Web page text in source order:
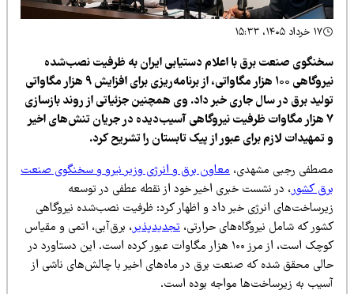
صنعت برق با اعلام دستیابی ایران به ظرفیت نصب‌شده
نیروگاهی ۱۰۰ هزار مگاواتی، از برنامه‌ریزی برای افزایش ۹ هزار مگاواتی
برق در سال جاری خبر داد. وی همچنین جزئیاتی از روند بازسازی
۷ هزار مگاوات ظرفیت نیروگاهی آسیب‌دیده در جریان تنش‌های اخیر
تمهیدات لازم برای عبور از پیک تابستان را تشریح کرد.
رجبی مشهدی،معاون برق و انرژی وزیر نیرو و سخنگوی صنعت
کشور، در نشست خبری اخیر خود از نقطه عطفی در توسعه
انرژی خبر داد و اظهار کرد: ظرفیت نصب‌شده نیروگاهی
که شامل نیروگاه‌های حرارتی،تجدیدپذیر، برق‌آبی، اتمی و مقیاس
کوچک است، از مرز ۱۰۰ هزار مگاوات عبور کرده است. این دستاورد در
محقق شده که صنعت برق در ماه‌های اخیر با چالش‌های ناشی از
به زیرساخت‌ها مواجه بوده است.